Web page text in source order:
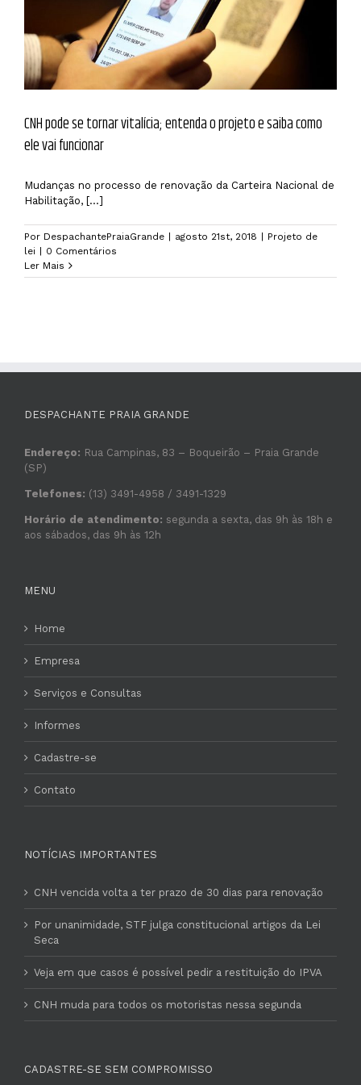
CNH pode se tornar vitalícia; entenda o projeto e saiba como
ele vai funcionar
Mudanças no processo de renovação da Carteira Nacional de
Habilitação, [...]
Por DespachantePraiaGrande agosto 21st, 2018
Projeto de
lei
0 Comentários
Ler Mais
DESPACHANTE PRAIA GRANDE
Endereço: Rua Campinas, 83 – Boqueirão – Praia Grande
(SP)
Telefones: (13) 3491-4958 / 3491-1329
Horário de atendimento: segunda a sexta, das 9h às 18h e
aos sábados, das 9h às 12h
MENU
Home
Empresa
Serviços e Consultas
Informes
Cadastre-se
Contato
NOTÍCIAS IMPORTANTES
CNH vencida volta a ter prazo de 30 dias para renovação
Por unanimidade, STF julga constitucional artigos da Lei
Seca
Veja em que casos é possível pedir a restituição do IPVA
CNH muda para todos os motoristas nessa segunda
CADASTRE-SE SEM COMPROMISSO